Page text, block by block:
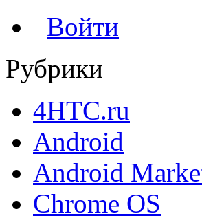
Войти
Рубрики
4HTC.ru
Android
Android
Chrome OS